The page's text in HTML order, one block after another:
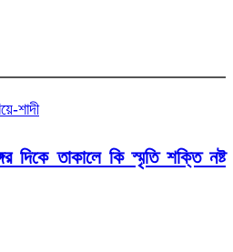
শাদী
দিকে তাকালে কি স্মৃতি শক্তি নষ্ট